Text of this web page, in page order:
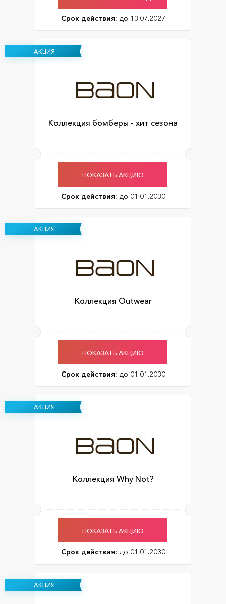
Срок действия: до 13.07.2027
АКЦИЯ
Коллекция бомберы - хит сезона
ПОКАЗАТЬ АКЦИЮ
Срок действия: до 01.01.2030
АКЦИЯ
Коллекция Outwear
ПОКАЗАТЬ АКЦИЮ
Срок действия: до 01.01.2030
АКЦИЯ
Коллекция Why Not?
ПОКАЗАТЬ АКЦИЮ
Срок действия: до 01.01.2030
АКЦИЯ